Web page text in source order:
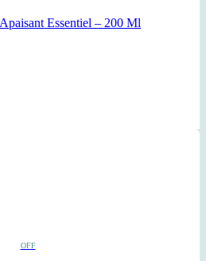
Essentiel – 200 Ml
OFF